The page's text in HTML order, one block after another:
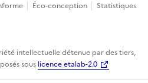
Éco-conception
Statistiques
intellectuelle détenue par des tiers,
sous licence etalab-2.0